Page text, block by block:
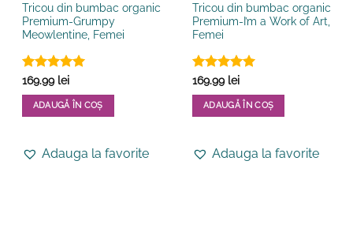
Tricou din bumbac organic
Premium-Grumpy
Meowlentine, Femei
Evaluat la
5din 5
169.99 lei
ADAUGĂ ÎN COȘ
are Adauga la favorite
Tricou din bumbac organic
Premium-I’m a Work of Art,
Femei
Evaluat la
5din 5
169.99 lei
ADAUGĂ ÎN COȘ
are Adauga la favorite